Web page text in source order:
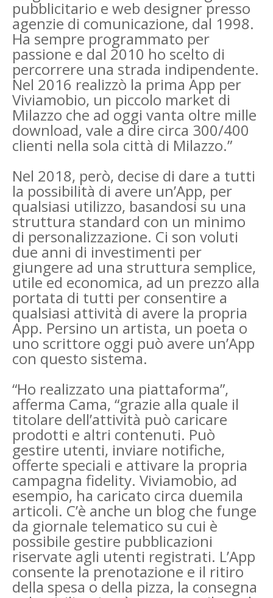
pubblicitario e web designer presso
agenzie di comunicazione, dal 1998.
Ha sempre programmato per
passione e dal 2010 ho scelto di
percorrere una strada indipendente.
Nel 2016 realizzò la prima App per
Viviamobio, un piccolo market di
Milazzo che ad oggi vanta oltre mille
download, vale a dire circa 300/400
clienti nella sola città di Milazzo.”
Nel 2018, però, decise di dare a tutti
la possibilità di avere un’App, per
qualsiasi utilizzo, basandosi su una
struttura standard con un minimo
di personalizzazione. Ci son voluti
due anni di investimenti per
giungere ad una struttura semplice,
utile ed economica, ad un prezzo alla
portata di tutti per consentire a
qualsiasi attività di avere la propria
App. Persino un artista, un poeta o
uno scrittore oggi può avere un’App
con questo sistema.
“Ho realizzato una piattaforma”,
afferma Cama, “grazie alla quale il
titolare dell’attività può caricare
prodotti e altri contenuti. Può
gestire utenti, inviare notifiche,
offerte speciali e attivare la propria
campagna fidelity. Viviamobio, ad
esempio, ha caricato circa duemila
articoli. C’è anche un blog che funge
da giornale telematico su cui è
possibile gestire pubblicazioni
riservate agli utenti registrati. L’App
consente la prenotazione e il ritiro
della spesa o della pizza, la consegna